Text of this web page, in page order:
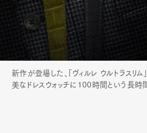
新作が登場した、「ヴィルレ ウルトラスリム
美なドレスウォッチに100時間という長時